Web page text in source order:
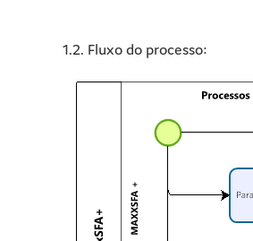
1.2. Fluxo do processo: